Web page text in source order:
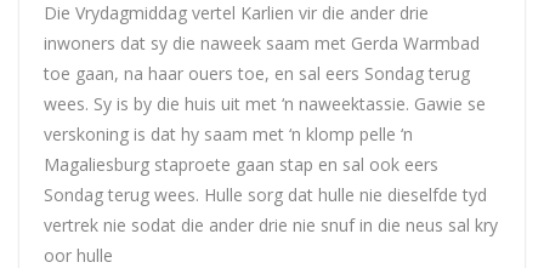
Die Vrydagmiddag vertel Karlien vir die ander drie
inwoners dat sy die naweek saam met Gerda Warmbad
toe gaan, na haar ouers toe, en sal eers Sondag terug
wees. Sy is by die huis uit met ‘n naweektassie. Gawie se
verskoning is dat hy saam met ‘n klomp pelle ‘n
Magaliesburg staproete gaan stap en sal ook eers
Sondag terug wees. Hulle sorg dat hulle nie dieselfde tyd
vertrek nie sodat die ander drie nie snuf in die neus sal kry
oor hulle